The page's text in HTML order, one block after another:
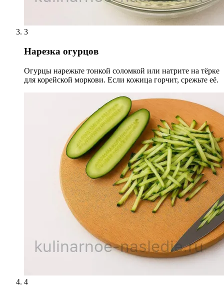
3
Нарезка огурцов
Огурцы нарежьте тонкой соломкой или натрите на тёрке
для корейской моркови. Если кожица горчит, срежьте её.
4